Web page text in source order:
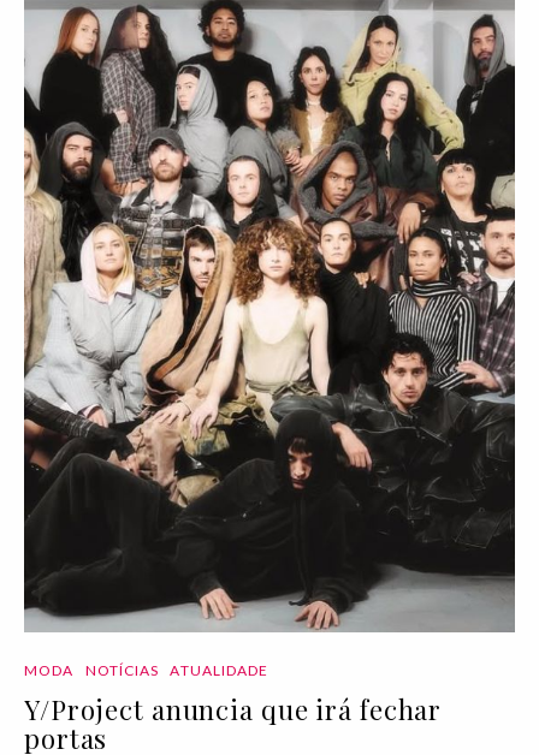
MODA NOTÍCIAS ATUALIDADE
Y/Project anuncia que irá fechar
portas